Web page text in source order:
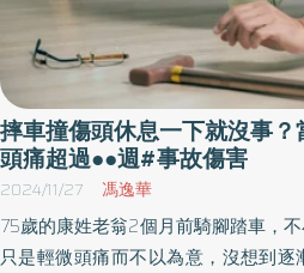
摔車撞傷頭休息一下就沒事？
頭痛超過●●週#事故傷害
2024/11/27 馮逸華
75歲的康姓老翁2個月前騎腳踏車，
只是輕微頭痛而不以為意，沒想到逐